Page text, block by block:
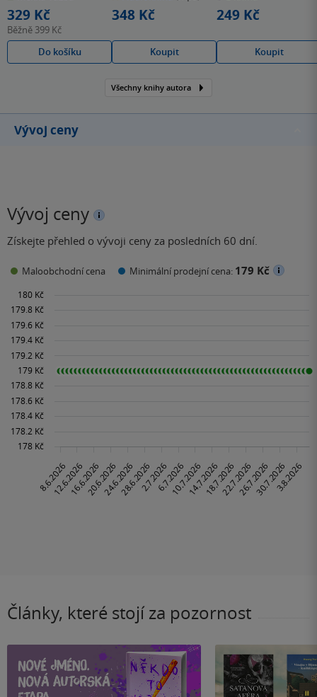
hvězdiček
329 Kč
Běžně 399 Kč
Do košíku
hvězdiček
348 Kč
Koupit
hvězdiček
249 Kč
Koupit
Všechny knihy autora
Vývoj ceny
Vývoj ceny
Získejte přehled o vývoji ceny za posledních 60 dní.
Maloobchodní cena Minimální prodejní cena: 179 Kč
Články, které stojí za pozornost